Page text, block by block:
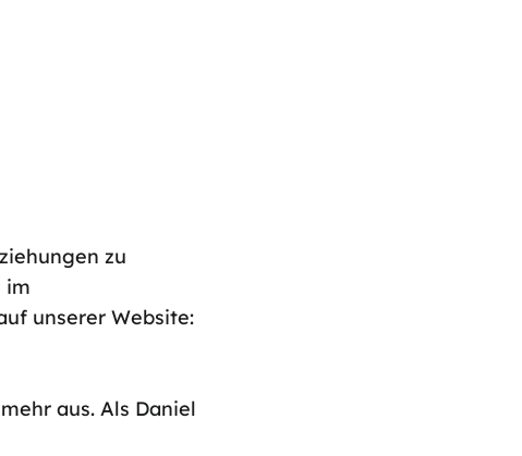
zu
im
unserer Website:
aus. Als Daniel